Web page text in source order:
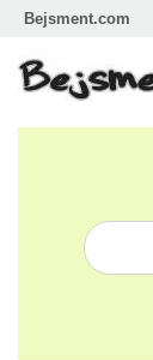
Bejsment.com